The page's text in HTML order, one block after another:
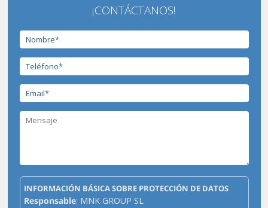
¡CONTÁCTANOS!
INFORMACIÓN BÁSICA SOBRE PROTECCIÓN DE DATOS
Responsable: MNK GROUP SL